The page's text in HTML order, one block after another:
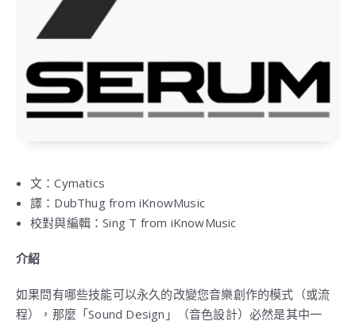
文：Cymatics
譯：DubThug from iKnowMusic
校對與編輯：Sing T from iKnowMusic
介紹
如果問有哪些技能可以永久的改變您音樂創作的模式（或流
程），那麼「Sound Design」（音色設計）必然是其中一